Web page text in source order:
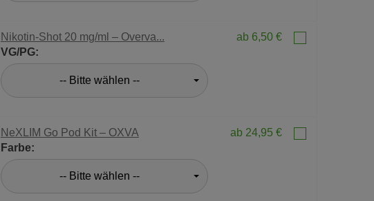
Nikotin-Shot 20 mg/ml – Overva...
ab 6,50 €
VG/PG:
-- Bitte wählen --
NeXLIM Go Pod Kit – OXVA
ab 24,95 €
Farbe:
-- Bitte wählen --